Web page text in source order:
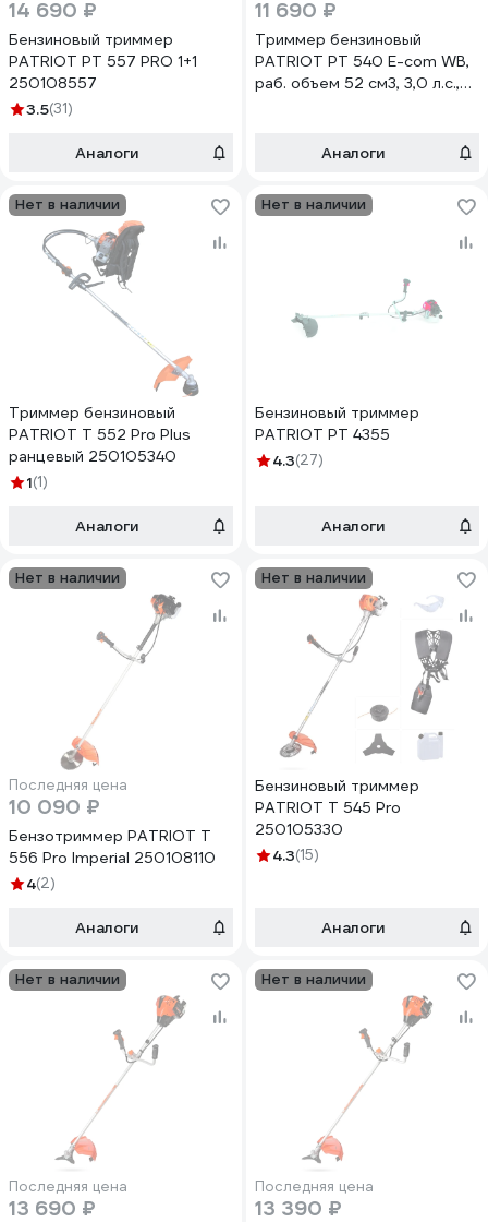
14 690 ₽
Бензиновый триммер
PATRIOT PT 557 PRO 1+1
250108557
3.5(31)
Аналоги
11 690 ₽
Триммер бензиновый
PATRIOT PT 540 E-com WB,
раб. объем 52 см3, 3,0 л.с.,
пильный диск 250108540
Аналоги
Нет в наличии
Триммер бензиновый
PATRIOT T 552 Pro Plus
ранцевый 250105340
1(1)
Аналоги
Нет в наличии
Бензиновый триммер
PATRIOT PT 4355
4.3(27)
Аналоги
Нет в наличии
Последняя цена
10 090 ₽
Бензотриммер PATRIOT T
556 Pro Imperial 250108110
4(2)
Аналоги
Нет в наличии
Бензиновый триммер
PATRIOT T 545 Pro
250105330
4.3(15)
Аналоги
Нет в наличии
Последняя цена
13 690 ₽
Нет в наличии
Последняя цена
13 390 ₽